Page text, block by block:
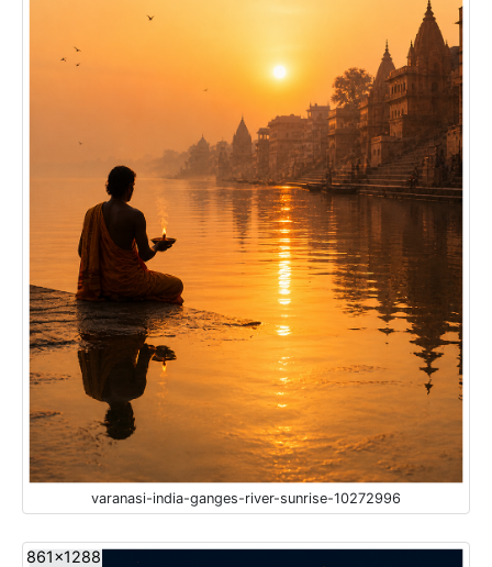
varanasi-india-ganges-river-sunrise-10272996
861x1288